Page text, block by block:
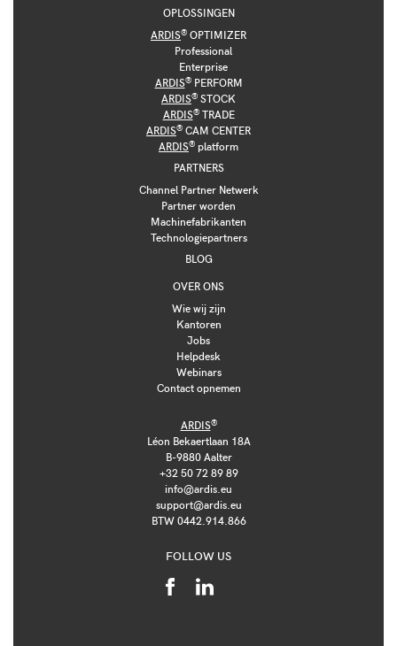
OPLOSSINGEN
ARDIS® OPTIMIZER
Professional
Enterprise
ARDIS®PERFORM
ARDIS® STOCK
ARDIS®TRADE
ARDIS® CAM CENTER
ARDIS® platform
PARTNERS
Channel Partner Netwerk
Partner worden
Machinefabrikanten
Technologiepartners
BLOG
OVER ONS
Wie wij zijn
Kantoren
Jobs
Helpdesk
Webinars
Contact opnemen
ARDIS®
Léon Bekaertlaan 18A
B-9880 Aalter
+32 50 72 89 89
info@ardis.eu
support@ardis.eu
BTW 0442.914.866
FOLLOW US